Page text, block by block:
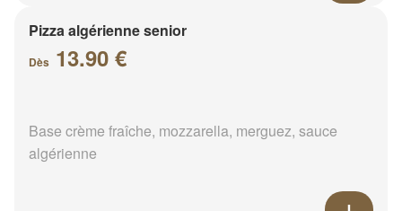
Pizza algérienne senior
Dès 13.90 €
Base crème fraîche, mozzarella, merguez, sauce
algérienne